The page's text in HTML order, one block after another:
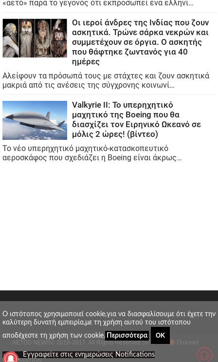
AETOS NEWS © 2016-2017. All Rights Reserved.SITE MAP Πολιτική
απορρήτου
O ιστότοπος χρησιμοποιεί cookie,για να διασφαλίσουμε ότι έχετε την
καλύτερη δυνατή εμπειρία,με τη χρήση αυτού του ιστότοπου
αποδέχεστε τη χρήση των cookie.
Περισσότερα ΟΚ
_ Εγγραφείτε στις ενημερώσεις Notifications